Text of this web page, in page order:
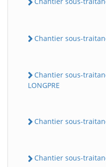
Chantier sous-
Chantier sous-
LONGPRE
Chantier sous-
Chantier sous-